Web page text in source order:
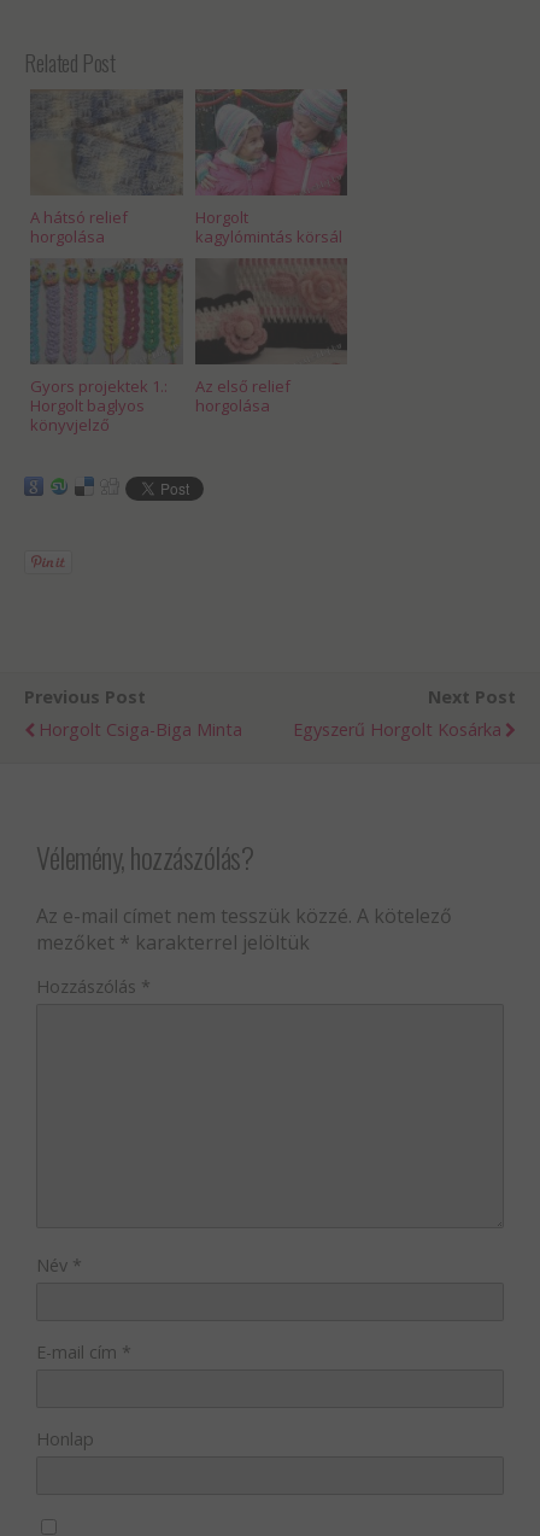
Related Post
A hátsó relief
horgolása
Horgolt
kagylómintás körsál
Gyors projektek 1.:
Horgolt baglyos
könyvjelző
Az első relief
horgolása
Previous Post
Horgolt Csiga-Biga Minta
Next Post
Egyszerű Horgolt Kosárka
Vélemény, hozzászólás?
Az e-mail címet nem tesszük közzé. A kötelező
mezőket * karakterrel jelöltük
Hozzászólás *
Név *
E-mail cím *
Honlap